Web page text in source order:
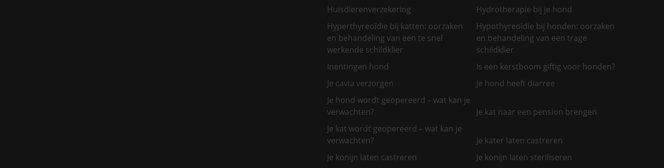
Huisdierenverzekering
Hydrotherapie bij je hond
Hyperthyreoïdie bij katten: oorzaken
en behandeling van een te snel
werkende schildklier
Hypothyreoïdie bij honden: oorzaken
en behandeling van een trage
schildklier
Inentingen hond
Is een kerstboom giftig voor honden?
Je cavia verzorgen
Je hond heeft diarree
Je hond wordt geopereerd – wat kan je
verwachten?
Je kat naar een pension brengen
Je kat wordt geopereerd – wat kan je
verwachten?
Je kater laten castreren
Je konijn laten castreren
Je konijn laten steriliseren